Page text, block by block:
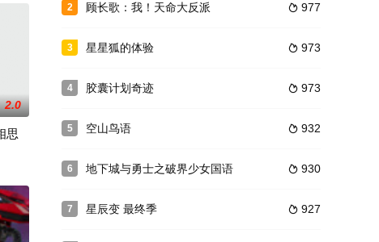
一除，瞬
派首领或身死，或陷于囹圄，江湖一片大乱。为
2.0
思
知一不小心克死了四个未婚夫……没人要就没人要吧，就让她安安静静做个单身
2  977
顾长歌：我！天命大反派
3  973
星星狐的体验
4  973
胶囊计划奇迹
5  932
空山鸟语
6  930
地下城与勇士之破界少女国语
7  927
星辰变 最终季